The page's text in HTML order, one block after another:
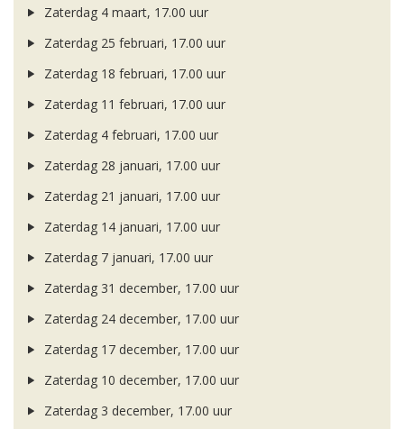
Zaterdag 4 maart, 17.00 uur
Zaterdag 25 februari, 17.00 uur
Zaterdag 18 februari, 17.00 uur
Zaterdag 11 februari, 17.00 uur
Zaterdag 4 februari, 17.00 uur
Zaterdag 28 januari, 17.00 uur
Zaterdag 21 januari, 17.00 uur
Zaterdag 14 januari, 17.00 uur
Zaterdag 7 januari, 17.00 uur
Zaterdag 31 december, 17.00 uur
Zaterdag 24 december, 17.00 uur
Zaterdag 17 december, 17.00 uur
Zaterdag 10 december, 17.00 uur
Zaterdag 3 december, 17.00 uur